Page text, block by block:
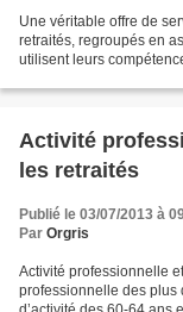
Une véritable offre de
retraités, regroupés en
utilisent leurs
Activité
les retraités
Publié le 03/07/2013 à
Par Orgris
Activité professionnelle
professionnelle des plus